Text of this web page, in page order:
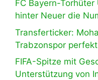
FC Bayern-
hinter Neuer die
Transferticker:
Trabzonspor perfekt
FIFA-Spitze mit
Unterstützung von